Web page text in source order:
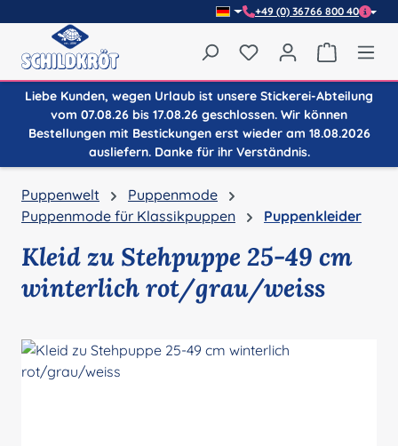
+49 (0) 36766 800 40
Du hast 0 Produkte
Liebe Kunden, wegen Urlaub ist unsere Stickerei-Abteilung
vom 07.08.26 bis 17.08.26 geschlossen. Wir können
Bestellungen mit Bestickungen erst wieder am 18.08.2026
ausliefern. Danke für ihr Verständnis.
Puppenwelt
Puppenmode
Puppenmode für Klassikpuppen
Puppenkleider
Kleid zu Stehpuppe 25-49 cm
winterlich rot/grau/weiss